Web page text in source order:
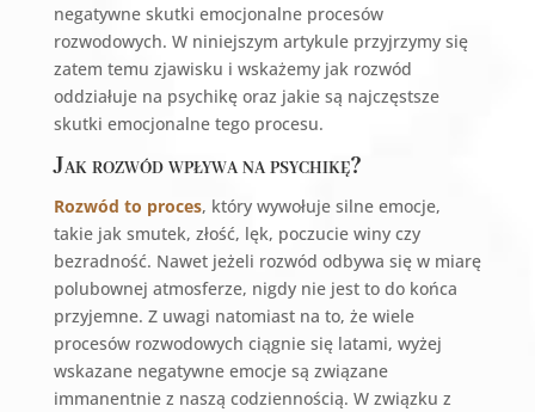
negatywne skutki emocjonalne procesów
rozwodowych. W niniejszym artykule przyjrzymy się
zatem temu zjawisku i wskażemy jak rozwód
oddziałuje na psychikę oraz jakie są najczęstsze
skutki emocjonalne tego procesu.
Jak rozwód wpływa na psychikę?
Rozwód to proces, który wywołuje silne emocje,
takie jak smutek, złość, lęk, poczucie winy czy
bezradność. Nawet jeżeli rozwód odbywa się w miarę
polubownej atmosferze, nigdy nie jest to do końca
przyjemne. Z uwagi natomiast na to, że wiele
procesów rozwodowych ciągnie się latami, wyżej
wskazane negatywne emocje są związane
immanentnie z naszą codziennością. W związku z